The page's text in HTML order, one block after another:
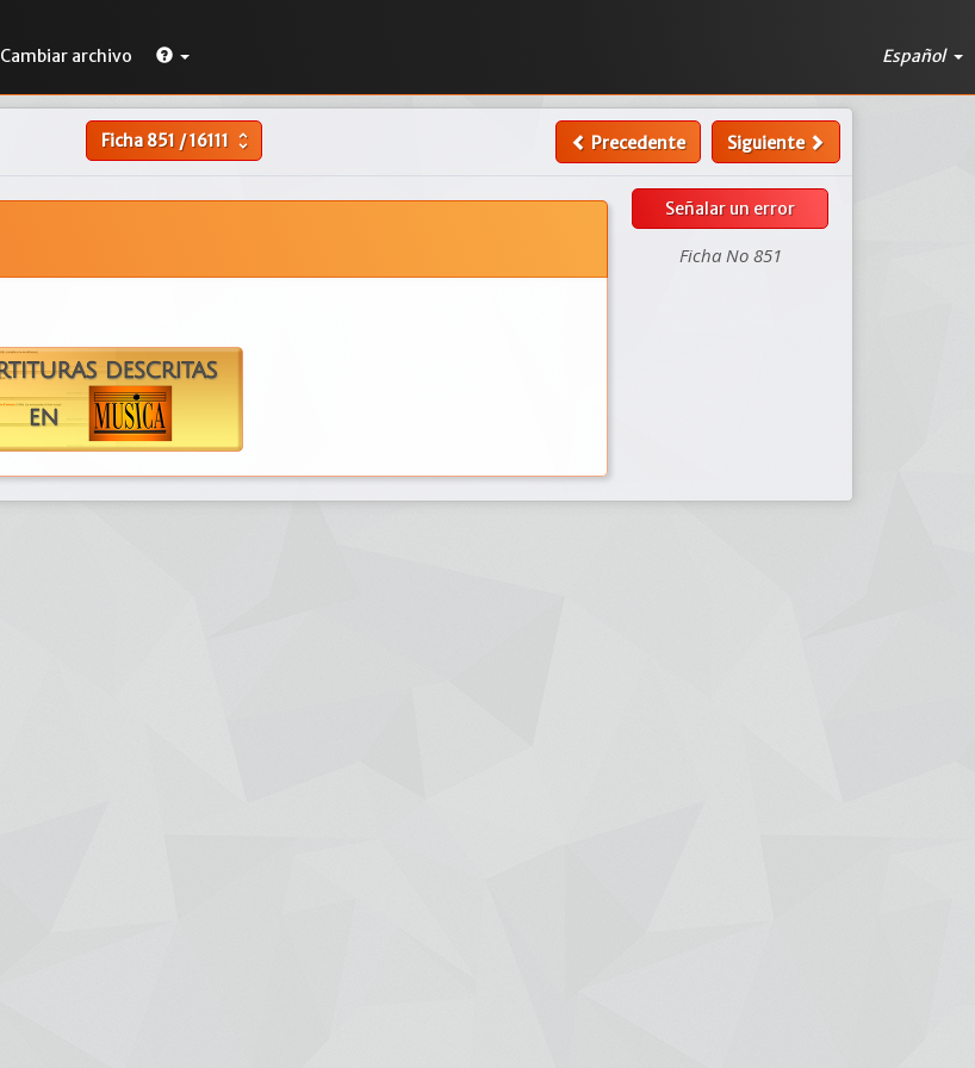
Cambiar archivo Español
Ficha851/16111 unfold_more Precedente Siguiente
Señalar un error
Ficha No 851